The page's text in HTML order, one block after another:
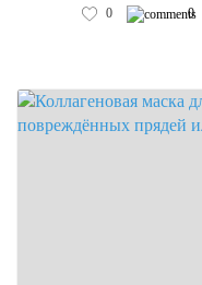
0 0